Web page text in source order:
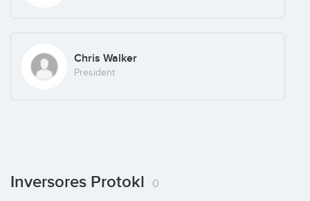
Chris Walker
President
Inversores Protokl 0